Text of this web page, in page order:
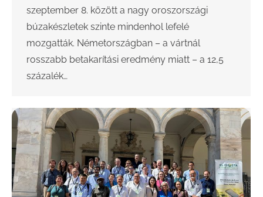
szeptember 8. között a nagy oroszországi
búzakészletek szinte mindenhol lefelé
mozgatták. Németországban – a vártnál
rosszabb betakarítási eredmény miatt – a 12,5
százalék…